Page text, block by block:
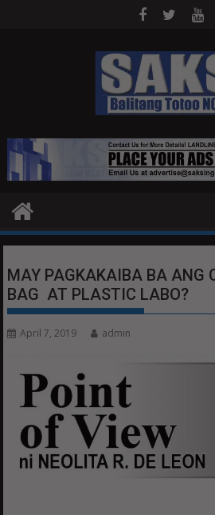
MAY PAGKAKAIBA BA ANG
BAG AT PLASTIC LABO?
April 7, 2019 admin